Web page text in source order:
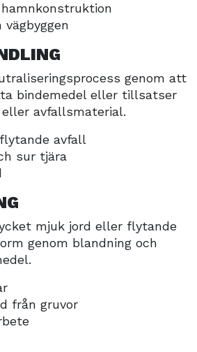
genom att
bindemedel eller tillsatser
avfallsmaterial.
avfall
sur tjära
mjuk jord eller flytande
genom blandning och
från gruvor